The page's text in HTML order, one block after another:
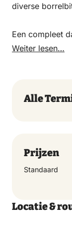
diverse
Een compleet
Weiter lesen…
Alle
Prijzen
Standaard
Locatie &